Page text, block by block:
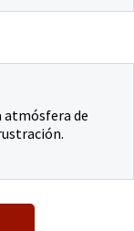
atmósfera de